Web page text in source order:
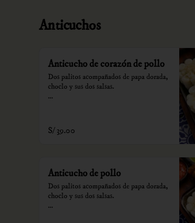
Anticuchos
Anticucho de corazón de pollo
Dos palitos acompañados de papa dorada,
choclo y sus dos salsas.
recargo al consumo.
S/ 39.00
Anticucho de pollo
Dos palitos acompañados de papa dorada,
choclo y sus dos salsas.